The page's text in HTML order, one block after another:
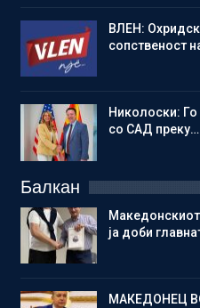
ВЛЕН:
сопственост
Николоски: Го
со САД преку…
Балкан
ја доби
МАКЕДОНЕЦ